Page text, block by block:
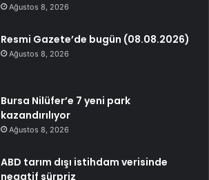
Ağustos 8, 2026
Resmi Gazete’de bugün (08.08.2026)
Ağustos 8, 2026
Bursa Nilüfer’e 7 yeni park
kazandırılıyor
Ağustos 8, 2026
ABD tarım dışı istihdam verisinde
negatif sürpriz